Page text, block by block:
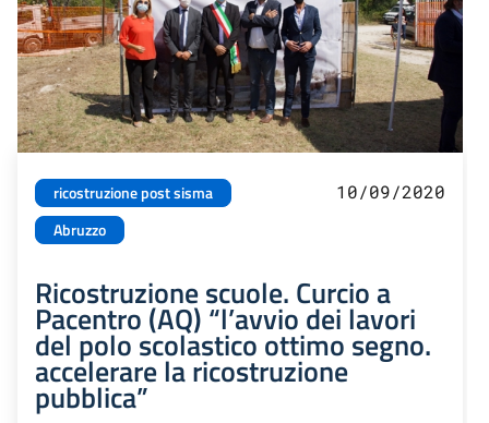
ricostruzione post sisma
Abruzzo
10/09/2020
Ricostruzione scuole. Curcio a
Pacentro (AQ) “l’avvio dei lavori
del polo scolastico ottimo segno.
accelerare la ricostruzione
pubblica”